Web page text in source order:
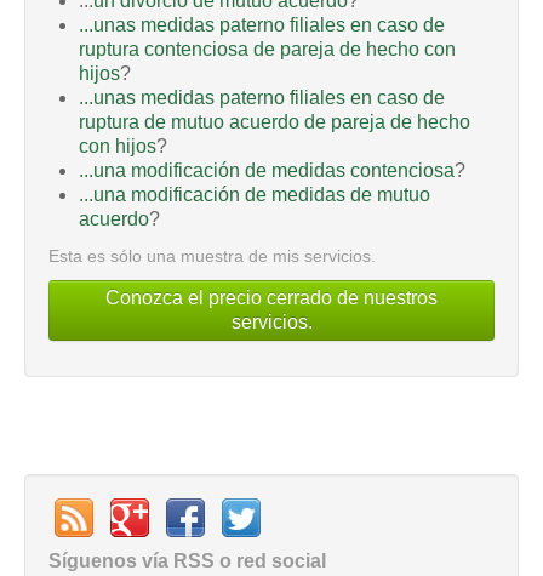
...unas medidas paterno filiales en caso de
ruptura contenciosa de pareja de hecho con
hijos?
...unas medidas paterno filiales en caso de
ruptura de mutuo acuerdo de pareja de hecho
con hijos?
...una modificación de medidas contenciosa?
...una modificación de medidas de mutuo
acuerdo?
Esta es sólo una muestra de mis servicios.
Conozca el precio cerrado de nuestros
servicios.
Síguenos vía RSS o red social